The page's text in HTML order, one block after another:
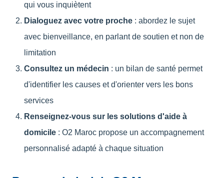
qui vous inquiètent
Dialoguez avec votre proche : abordez le sujet
avec bienveillance, en parlant de soutien et non de
limitation
Consultez un médecin : un bilan de santé permet
d'identifier les causes et d'orienter vers les bons
services
Renseignez-vous sur les solutions d'aide à
domicile : O2 Maroc propose un accompagnement
personnalisé adapté à chaque situation